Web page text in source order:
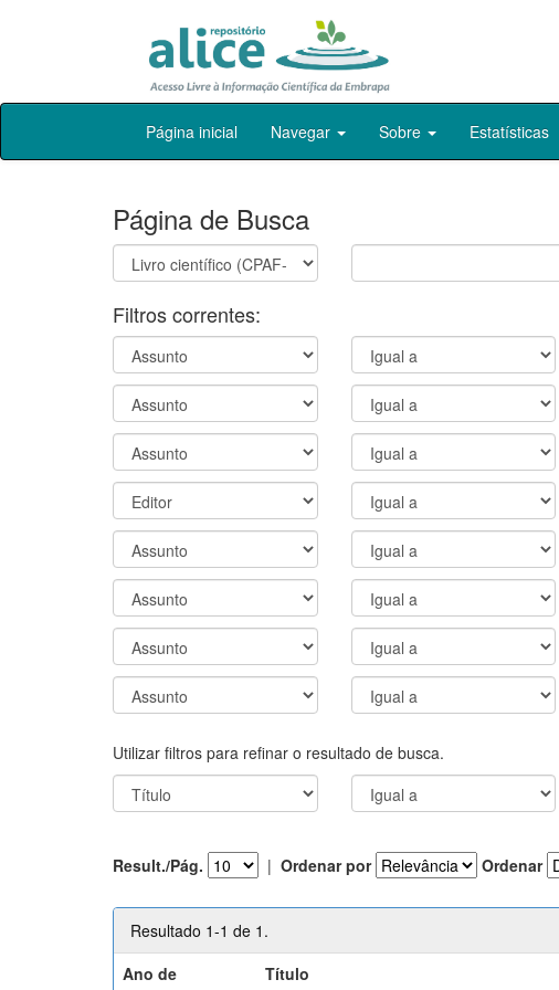
Skip
Página inicial Navegar Sobre Estatísticas
Página de Busca
Filtros correntes:
Utilizar filtros para refinar o resultado de busca.
Result./Pág. | Ordenar por Ordenar
Resultado 1-1 de 1.
Ano de
Título